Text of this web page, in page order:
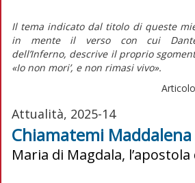
Il tema indicato dal titolo di queste
in mente il verso con cui
dell’Inferno, descrive il proprio
«Io non mori’, e non rimasi vivo».
Attualità, 2025-14
Chiamatemi Maddalena
Maria di Magdala,